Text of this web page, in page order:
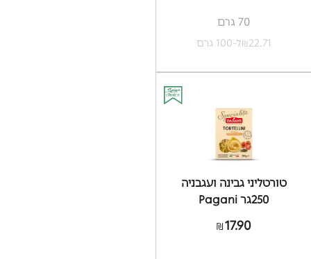
70 גרם
₪22.71 ל-100 גרם
טורטליני גבינה ועגבניה
250גר Pagani
₪17.90